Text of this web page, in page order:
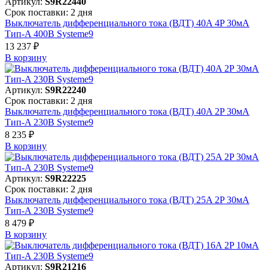
Срок поставки: 2 дня
Выключатель дифференциального тока (ВДТ) 40A 4P 30мА
Тип-A 400В Systeme9
13 237 ₽
В корзинy
Артикул: S9R22240
Срок поставки: 2 дня
Выключатель дифференциального тока (ВДТ) 40A 2P 30мА
Тип-A 230В Systeme9
8 235 ₽
В корзинy
Артикул: S9R22225
Срок поставки: 2 дня
Выключатель дифференциального тока (ВДТ) 25A 2P 30мА
Тип-A 230В Systeme9
8 479 ₽
В корзинy
Артикул: S9R21216